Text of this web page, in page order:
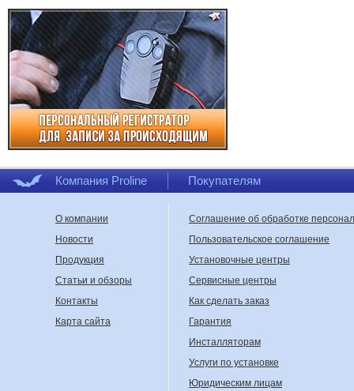
Компания Proline Покупателям
О компании
Новости
Продукция
Статьи и обзоры
Контакты
Карта сайта
Соглашение об обработке
Пользовательское соглашение
Установочные центры
Сервисные центры
Как сделать заказ
Гарантия
Инсталляторам
Услуги по установке
Юридическим лицам